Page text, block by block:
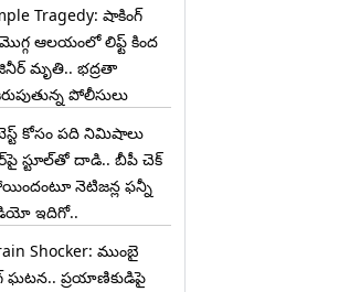
Tragedy: షాకింగ్
ఆలయంలో లిఫ్ట్ కింద
మృతి.. భద్రతా
పోలీసులు
కోసం పది నిమిషాలు
స్టూల్‌తో దాడి.. బీపీ చెక్
నెటిజన్ల ఫన్నీ
ఇదిగో..
Shocker: ముంబై
ఘటన.. ప్రయాణికుడిపై